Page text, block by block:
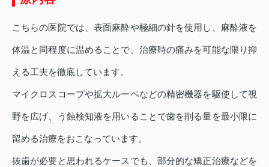
こちらの医院では、表面麻酔や極細の針を使用し、麻酔液を
体温と同程度に温めることで、治療時の痛みを可能な限り抑
える工夫を徹底しています。
マイクロスコープや拡大ルーペなどの精密機器を駆使して視
野を広げ、う蝕検知液を用いることで歯を削る量を最小限に
留める治療をおこなっています。
抜歯が必要と思われるケースでも、部分的な矯正治療などを